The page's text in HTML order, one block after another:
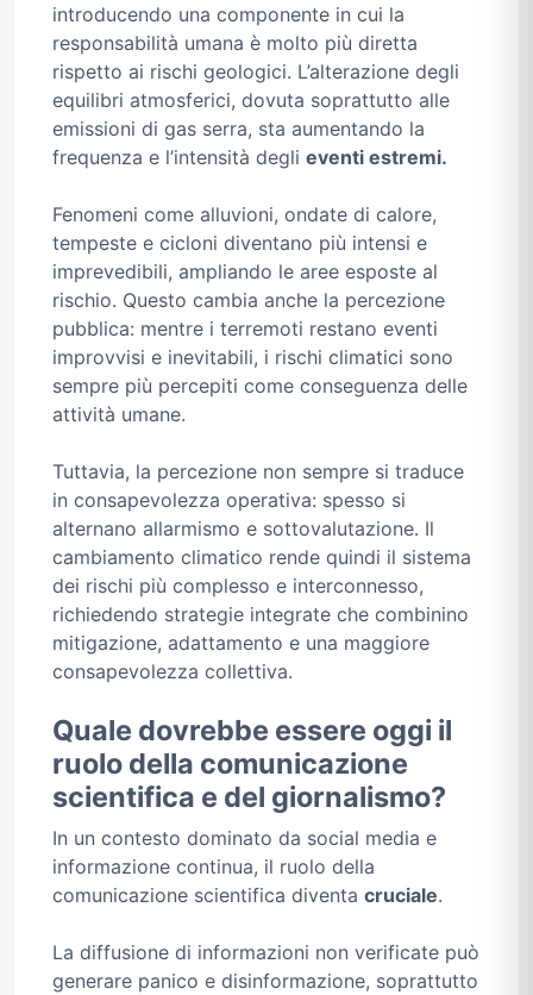
introducendo una componente in cui la
responsabilità umana è molto più diretta
rispetto ai rischi geologici. L’alterazione degli
equilibri atmosferici, dovuta soprattutto alle
emissioni di gas serra, sta aumentando la
frequenza e l’intensità degli eventi estremi.
Fenomeni come alluvioni, ondate di calore,
tempeste e cicloni diventano più intensi e
imprevedibili, ampliando le aree esposte al
rischio. Questo cambia anche la percezione
pubblica: mentre i terremoti restano eventi
improvvisi e inevitabili, i rischi climatici sono
sempre più percepiti come conseguenza delle
attività umane.
Tuttavia, la percezione non sempre si traduce
in consapevolezza operativa: spesso si
alternano allarmismo e sottovalutazione. Il
cambiamento climatico rende quindi il sistema
dei rischi più complesso e interconnesso,
richiedendo strategie integrate che combinino
mitigazione, adattamento e una maggiore
consapevolezza collettiva.
Quale dovrebbe essere oggi il
ruolo della comunicazione
scientifica e del giornalismo?
In un contesto dominato da social media e
informazione continua, il ruolo della
comunicazione scientifica diventa cruciale.
La diffusione di informazioni non verificate può
generare panico e disinformazione, soprattutto